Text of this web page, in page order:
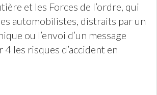
et les Forces de l’ordre, qui
automobilistes, distraits par un
ou l’envoi d’un message
les risques d’accident en